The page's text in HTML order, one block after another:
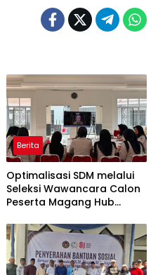
Berita
Optimalisasi SDM melalui
Seleksi Wawancara Calon
Peserta Magang Hub
2026